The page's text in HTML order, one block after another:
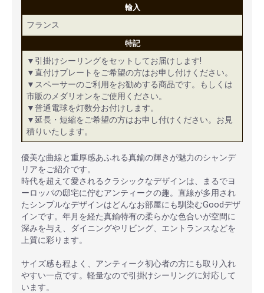
輸入
フランス
特記
▼引掛けシーリングをセットしてお届けします!
▼直付けプレートをご希望の方はお申し付けください。
▼スペーサーのご利用をお勧めする商品です。もしくは
市販のメダリオンをご使用ください。
▼普通電球を灯数分お付けします。
▼延長・短縮をご希望の方はお申し付けください。お見
積りいたします。
優美な曲線と重厚感あふれる真鍮の輝きが魅力のシャンデ
リアをご紹介です。
時代を超えて愛されるクラシックなデザインは、まるでヨ
ーロッパの邸宅に佇むアンティークの趣。直線が多用され
たシンプルなデザインはどんなお部屋にも馴染むGoodデザ
インです。年月を経た真鍮特有の柔らかな色合いが空間に
深みを与え、ダイニングやリビング、エントランスなどを
上質に彩ります。
サイズ感も程よく、アンティーク初心者の方にも取り入れ
やすい一点です。軽量なので引掛けシーリングに対応して
います。